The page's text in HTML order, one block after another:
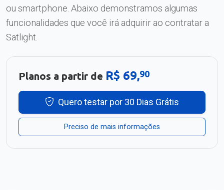
ou smartphone. Abaixo demonstramos algumas
funcionalidades que você irá adquirir ao contratar a
Satlight.
Planos a partir de R$ 69,90
Quero testar por 30 Dias Grátis
Preciso de mais informações